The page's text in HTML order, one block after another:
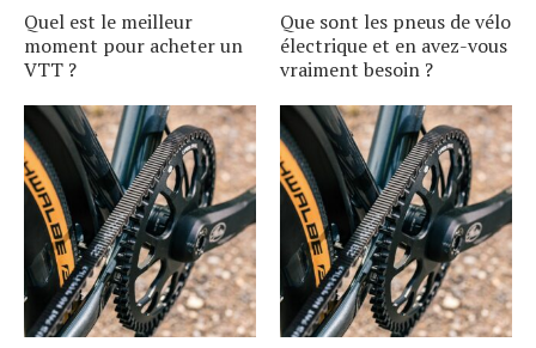
Quel est le meilleur
moment pour acheter un
VTT ?
Que sont les pneus de vélo
électrique et en avez-vous
vraiment besoin ?